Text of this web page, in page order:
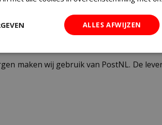
maken wij gebruik van PostNL. De
ALLES AFWIJZEN